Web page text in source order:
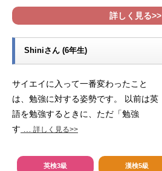
詳しく見る>>
Shiniさん (6年生)
サイエイに入って一番変わったこと
は、勉強に対する姿勢です。 以前は英
語を勉強するときに、ただ「勉強
す … 詳しく見る>>
英検3級 漢検5級